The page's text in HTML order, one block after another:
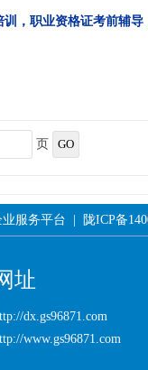
，职业资格证考前辅导
页
服务平台 | 陇ICP备
址
dx.gs96871.com
www.gs96871.com